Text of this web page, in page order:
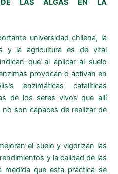
LAS ALGAS EN LA
universidad chilena, la
y la agricultura es de vital
que al aplicar al suelo
provocan o activan en
enzimáticas catalíticas
de los seres vivos que allí
no son capaces de realizar de
el suelo y vigorizan las
y la calidad de las
que esta práctica se